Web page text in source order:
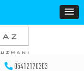
05412170303